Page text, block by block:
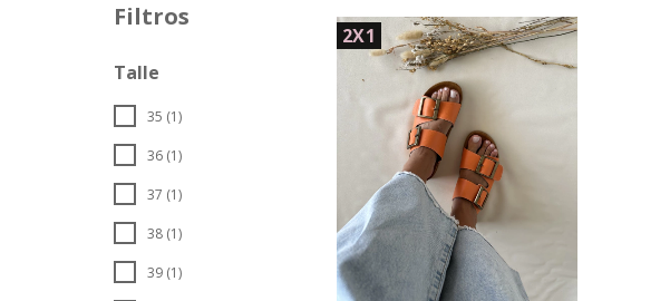
Filtros
Talle
35 (1)
36 (1)
37 (1)
38 (1)
39 (1)
2X1